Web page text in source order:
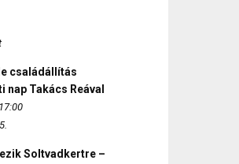
családállítás
Takács Reával
Soltvadkertre –